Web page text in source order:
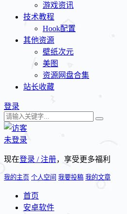
游戏资讯
技术教程
Hook配置
其他资源
壁纸次元
美图
资源网盘合集
站长收藏
登录
未登录
现在登录 / 注册，享受更多福利
我的主页 个人空间 我要投稿 我的文章
首页
安卓软件